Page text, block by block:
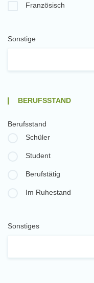
Französisch
Sonstige
BERUFSSTAND
Berufsstand
Schüler
Student
Berufstätig
Im Ruhestand
Sonstiges